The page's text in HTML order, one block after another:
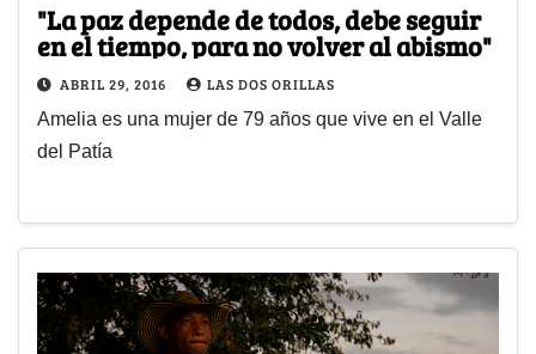
"La paz depende de todos, debe seguir
en el tiempo, para no volver al abismo"
ABRIL 29, 2016 LAS DOS ORILLAS
Amelia es una mujer de 79 años que vive en el Valle
del Patía